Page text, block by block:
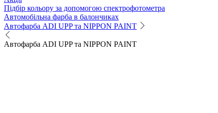
Підбір кольору за допомогою спектрофотометра
Автомобільна фарба в балончиках
Автофарба ADI UPP та NIPPON PAINT
Автофарба ADI UPP та NIPPON PAINT